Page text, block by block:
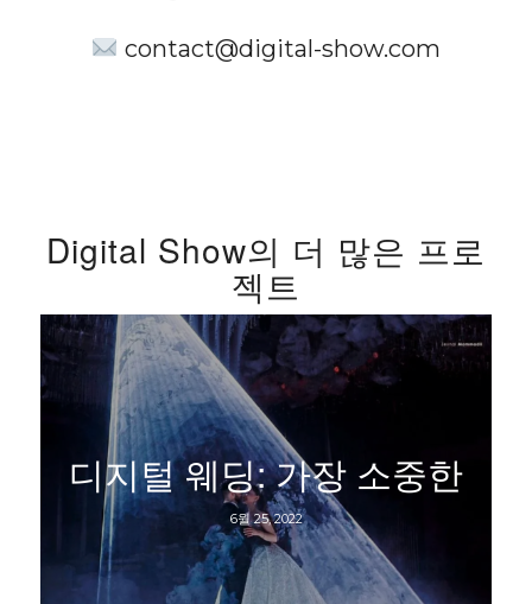
contact@digital-show.com
Digital Show의 더 많은 프로
젝트
디지털 웨딩: 가장 소중한
6월 25, 2022